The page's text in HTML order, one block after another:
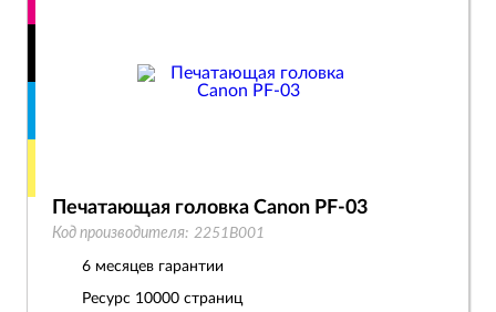
Печатающая головка Canon PF-03
Код производителя: 2251B001
6 месяцев гарантии
Ресурс 10000 страниц